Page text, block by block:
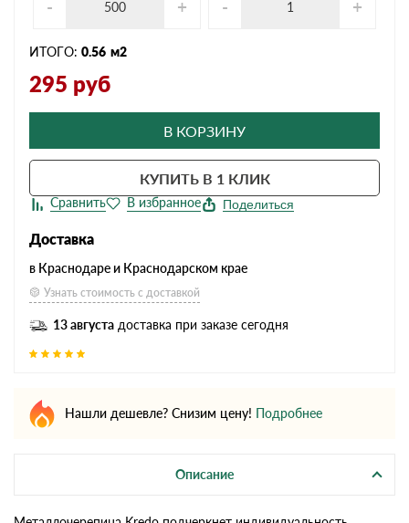
- + - +
ИТОГО: 0.56 м2
295 руб
В КОРЗИНУ
КУПИТЬ В 1 КЛИК
Поделиться
Доставка
в Краснодаре и Краснодарском крае
Узнать стоимость с доставкой
13 августа доставка при заказе сегодня
Нашли дешевле? Снизим цену! Подробнее
Описание